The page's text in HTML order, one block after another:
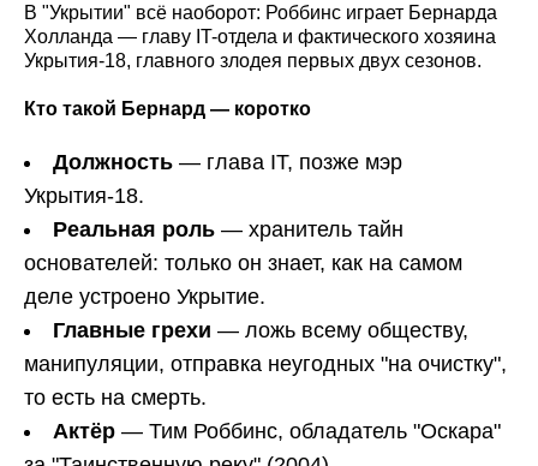
В "Укрытии" всё наоборот: Роббинс играет Бернарда
Холланда — главу IT-отдела и фактического хозяина
Укрытия-18, главного злодея первых двух сезонов.
Кто такой Бернард — коротко
Должность — глава IT, позже мэр
Укрытия-18.
Реальная роль — хранитель тайн
основателей: только он знает, как на самом
деле устроено Укрытие.
Главные грехи — ложь всему обществу,
манипуляции, отправка неугодных "на очистку",
то есть на смерть.
Актёр — Тим Роббинс, обладатель "Оскара"